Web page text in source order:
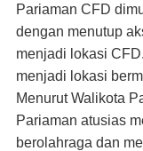
Pariaman CFD
dengan menutup
menjadi lokasi
menjadi lokasi
Menurut Walikota
Pariaman atusias
berolahraga dan